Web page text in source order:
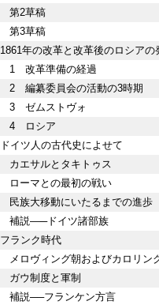
第2草稿
第3草稿
1861年の改革と改革後のロシア
1 改革準備の経過
2 編纂委員会の活動の3時期
3 ゼムストヴォ
4 ロシア
ドイツ人の古代史によせて
カエサルとタキトゥス
ローマとの最初の戦い
民族大移動にいたるまでの進歩
補説―─ドイツ諸部族
フランク時代
メロヴィング朝およびカロリン
ガウ制度と軍制
補説──フランケン方言